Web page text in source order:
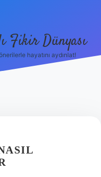
Fikir Dünyası
hayatını aydınlat!